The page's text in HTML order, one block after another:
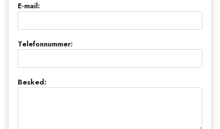
E-mail:
Telefonnummer:
Besked: